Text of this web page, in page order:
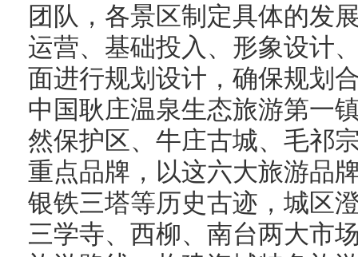
团队，各景区制定具体的发
运营、基础投入、形象设计
面进行规划设计，确保规划
中国耿庄温泉生态旅游第一
然保护区、牛庄古城、毛祁
重点品牌，以这六大旅游品
银铁三塔等历史古迹，城区
三学寺、西柳、南台两大市